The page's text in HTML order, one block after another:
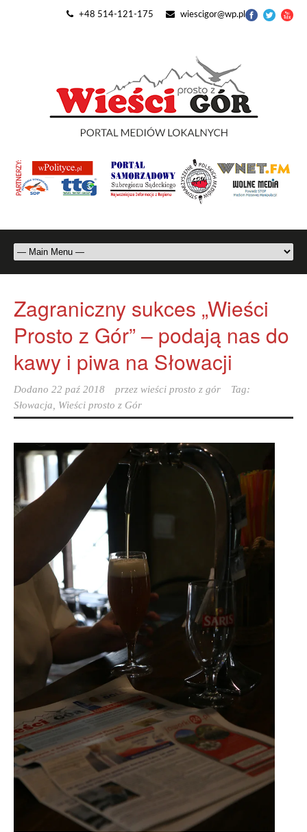
+48 514-121-175 wiescigor@wp.pl
Zagraniczny sukces „Wieści
Prosto z Gór” – podają nas do
kawy i piwa na Słowacji
Dodano 22 paź 2018 przez wieści prosto z gór
Tag:
Słowacja
Wieści prosto z Gór